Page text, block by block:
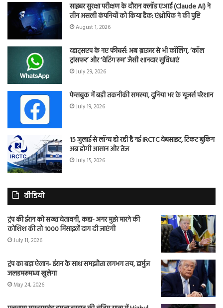
साइबर सुरक्षा परीक्षण के दौरान क्लॉड एआई (Claude AI) ने
तीन असली कंपनियों को किया हैक: एंथ्रोपिक ने की पुष्टि
August 1, 2026
व्हाट्सएप के नए फीचर्स: अब ब्राउजर से भी कॉलिंग, ‘कॉल
ट्रांसफर’ और ‘वेटिंग रूम’ जैसी शानदार सुविधाएं
July 29, 2026
फेसबुक में बड़ी तकनीकी समस्या, दुनिया भर के यूजर्स परेशान
July 19, 2026
15 जुलाई से लॉन्च हो रही है नई IRCTC वेबसाइट, टिकट बुकिंग
अब होगी आसान और तेज
July 15, 2026
वीडियो
ट्रंप की ईरान को सख्त चेतावनी, कहा- अगर मुझे मारने की
कोशिश की तो 1000 मिसाइलें दाग दी जाएंगी
July 11, 2026
ट्रंप का बड़ा ऐलान- ईरान के साथ समझौता लगभग तय, हार्मुज
जलडमरूमध्य खुलेगा
May 24, 2026